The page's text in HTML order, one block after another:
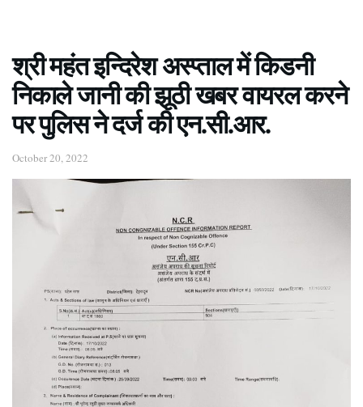
श्री महंत इन्दिरेश अस्प्ताल में किडनी
निकाले जानी की झूठी खबर वायरल करने
पर पुलिस ने दर्ज की एन.सी.आर.
October 20, 2022